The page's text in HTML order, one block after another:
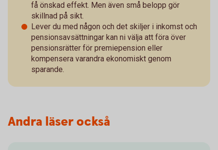
få önskad effekt. Men även små belopp gör
skillnad på sikt.
Lever du med någon och det skiljer i inkomst och
pensionsavsättningar kan ni välja att föra över
pensionsrätter för premiepension eller
kompensera varandra ekonomiskt genom
sparande.
Andra läser också